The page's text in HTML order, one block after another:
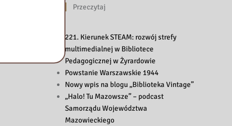
Przeczytaj
221. Kierunek STEAM: rozwój strefy
multimedialnej w Bibliotece
Pedagogicznej w Żyrardowie
Powstanie Warszawskie 1944
Nowy wpis na blogu „Biblioteka Vintage”
„Halo! Tu Mazowsze” – podcast
Samorządu Województwa
Mazowieckiego